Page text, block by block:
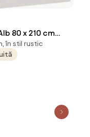
80 x 210 cm
în stil rustic